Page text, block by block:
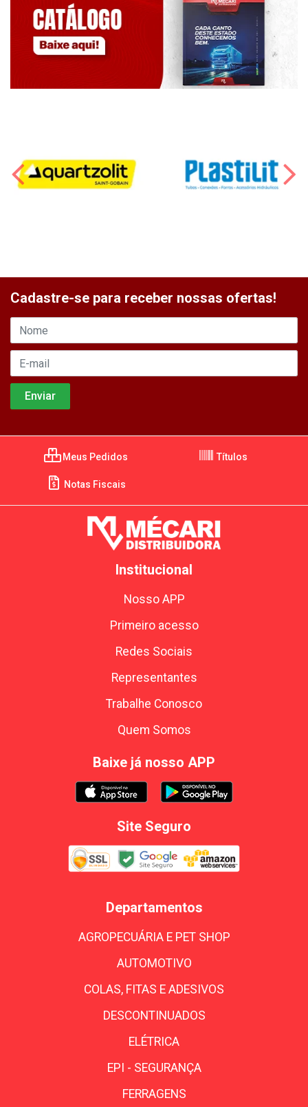
Cadastre-se para receber nossas ofertas!
Meus Pedidos Títulos
Notas Fiscais
Institucional
Nosso APP
Primeiro acesso
Redes Sociais
Representantes
Trabalhe Conosco
Quem Somos
Baixe já nosso APP
Site Seguro
Departamentos
AGROPECUÁRIA E PET SHOP
AUTOMOTIVO
COLAS, FITAS E ADESIVOS
DESCONTINUADOS
ELÉTRICA
EPI - SEGURANÇA
FERRAGENS